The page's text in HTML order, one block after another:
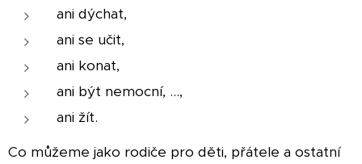
ani dýchat,
ani se učit,
ani konat,
ani být nemocní, ...,
ani žít.
Co můžeme jako rodiče pro děti, přátele a ostatní